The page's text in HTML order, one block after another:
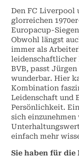
Den FC Liverpool
glorreichen
Europacup-
Obwohl längst
immer als
leidenschaftlicher
BVB, passt Jürgen
wunderbar. Hier
Kombination
Leidenschaft und
Persönlichkeit.
sich
einfach mehr
Sie haben für die